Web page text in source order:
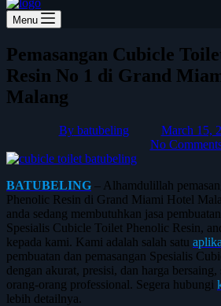
Menu
Pemasangan Cubicle
Resin No 1 di Grand
Malang
Bybatubeling March 15,
No
BATUBELING – Alhamdulillah
Phenolic Resin di Grand Miami Hotel
anda sedang membutuhkan jasa
Spesialis Cubicle Toilet Phenolic Resin,
kepada kami. Kami adalah salah satu
pembuatan dan pemasangan Spesialis
dengan akurat, presisi, dan harga
orang-orang professional. Segera hubungi
lebih detailnya.